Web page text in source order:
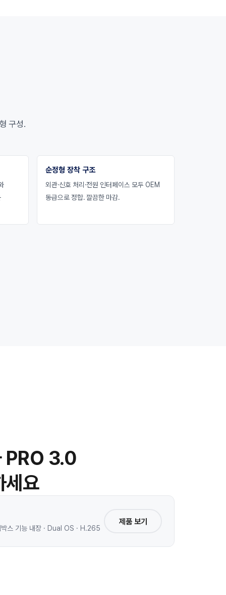
구성.
순정형 장착 구조
외관·신호 처리·전원 인터페이스 모두 OEM
동급으로 정합. 깔끔한 마감.
PRO 3.0
세요
스 기능 내장 · Dual OS · H.265
제품 보기